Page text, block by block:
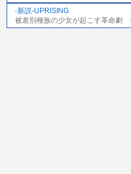
-新説-UPRISING
被差別種族の少女が起こす革命劇